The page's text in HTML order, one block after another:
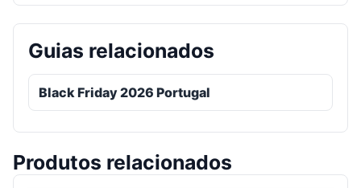
Guias relacionados
Black Friday 2026 Portugal
Produtos relacionados